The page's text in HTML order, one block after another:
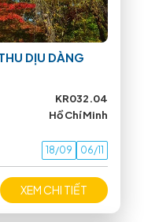
DỊU DÀNG
KR032.04
Hồ Chí Minh
18/09 06/11
XEM CHI TIẾT